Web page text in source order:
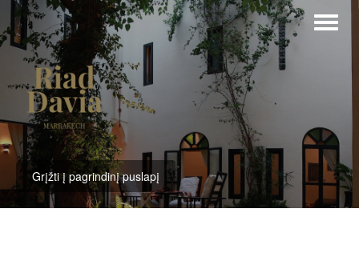
Grįžti į pagrindinį puslapį